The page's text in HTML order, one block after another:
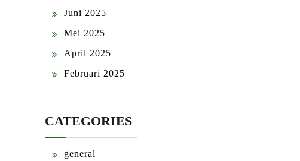
Juni 2025
Mei 2025
April 2025
Februari 2025
CATEGORIES
general